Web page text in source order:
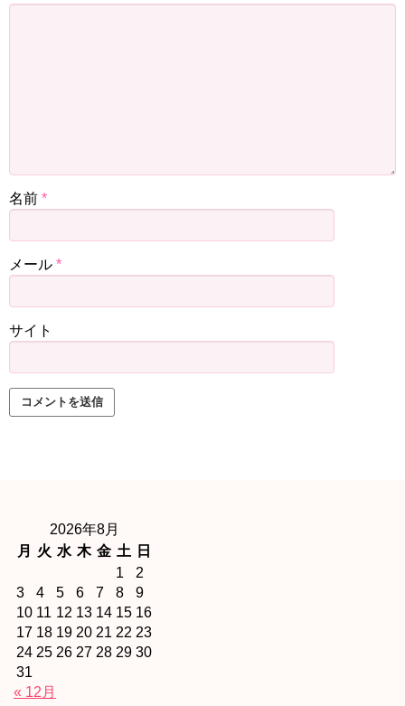
名前 *
メール *
サイト
2026年8月
月
火 水 木 金 土
日
1
2
3
4 5 6 7 8
9
10 11 12 13 14 15 16
17 18 19 20 21 22 23
24 25 26 27 28 29 30
31
« 12月